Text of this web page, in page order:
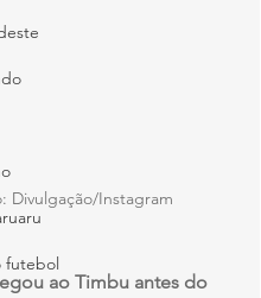
futebol
Divulgação/Instagram
ao Timbu antes do